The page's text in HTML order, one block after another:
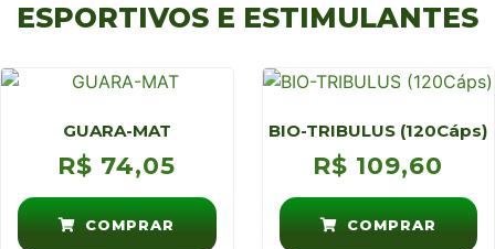
ESPORTIVOS E ESTIMULANTES
GUARA-MAT
R$ 74,05
COMPRAR
BIO-TRIBULUS (120Cáps)
R$ 109,60
COMPRAR